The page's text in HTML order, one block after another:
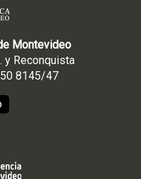
Montevideo
y Reconquista
8145/47